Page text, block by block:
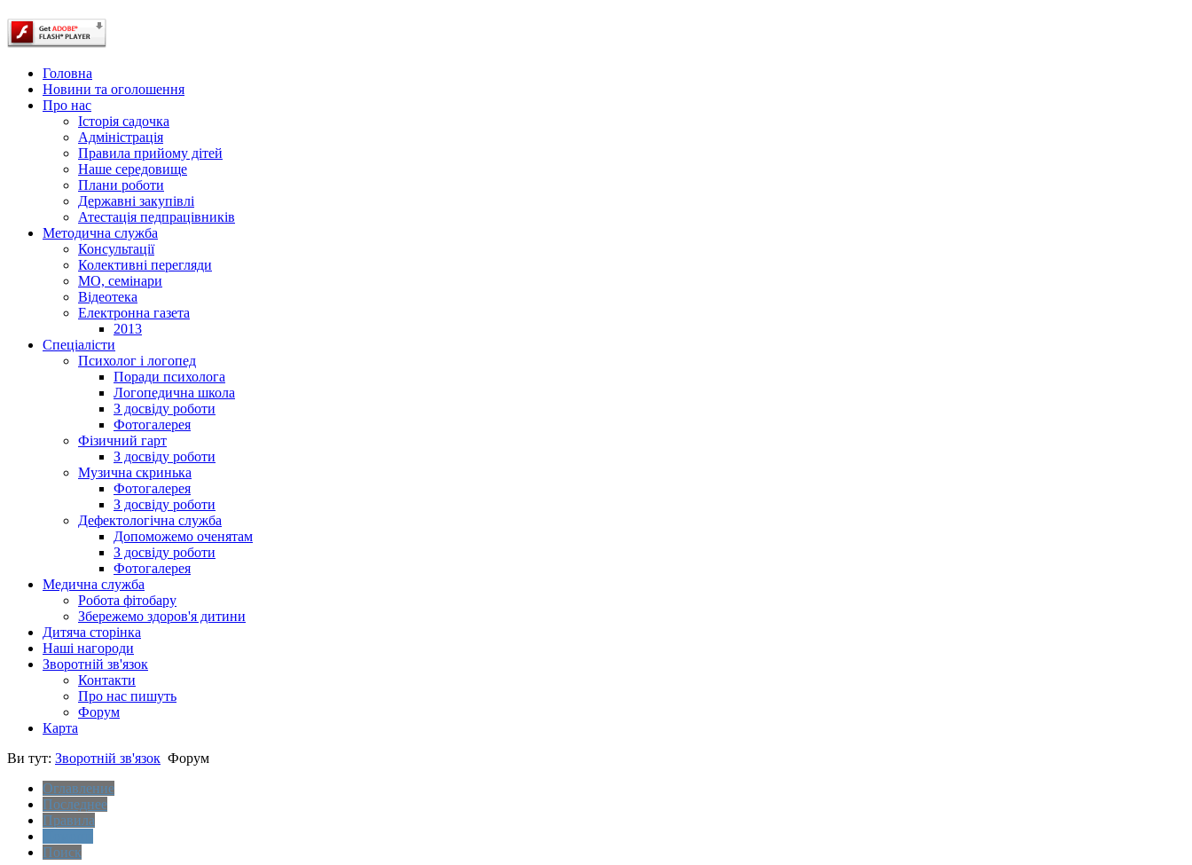
Головна
Новини та оголошення
Про нас
Історія садочка
Адміністрація
Правила прийому дітей
Наше середовище
Плани роботи
Державні закупівлі
Атестація педпрацівників
Методична служба
Консультації
Колективні перегляди
МО, семінари
Відеотека
Електронна газета
2013
Спеціалісти
Психолог і логопед
Поради психолога
Логопедична школа
З досвіду роботи
Фотогалерея
Фізичний гарт
З досвіду роботи
Музична скринька
Фотогалерея
З досвіду роботи
Дефектологічна служба
Допоможемо оченятам
З досвіду роботи
Фотогалерея
Медична служба
Робота фітобару
Збережемо здоров'я дитини
Дитяча сторінка
Наші нагороди
Зворотній зв'язок
Контакти
Про нас пишуть
Форум
Карта
Ви тут: Зворотній зв'язок Форум
Оглавление
Последнее
Правила
Поиск